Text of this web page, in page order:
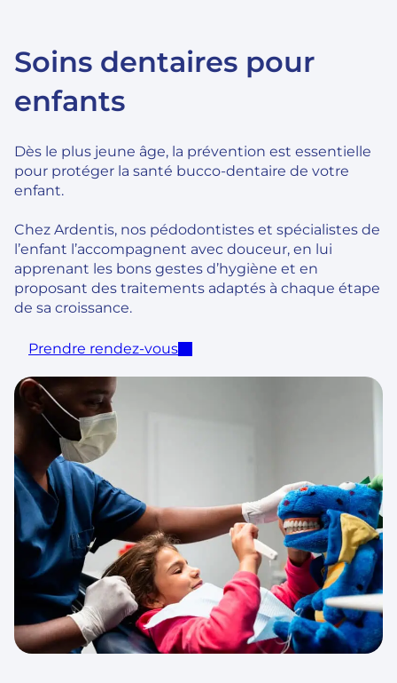
Soins dentaires pour
enfants
Dès le plus jeune âge, la prévention est essentielle
pour protéger la santé bucco-dentaire de votre
enfant.
Chez Ardentis, nos pédodontistes et spécialistes de
l’enfant l’accompagnent avec douceur, en lui
apprenant les bons gestes d’hygiène et en
proposant des traitements adaptés à chaque étape
de sa croissance.
Prendre rendez-vous